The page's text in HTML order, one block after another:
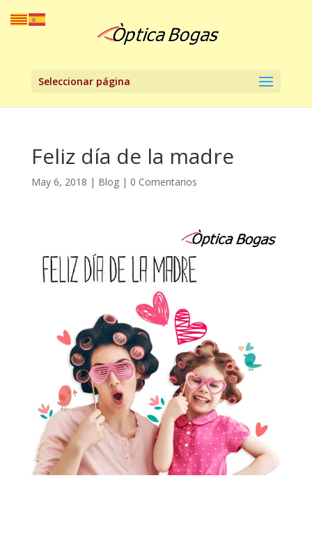
Seleccionar página
Feliz día de la madre
May 6, 2018 | Blog| 0 Comentarios